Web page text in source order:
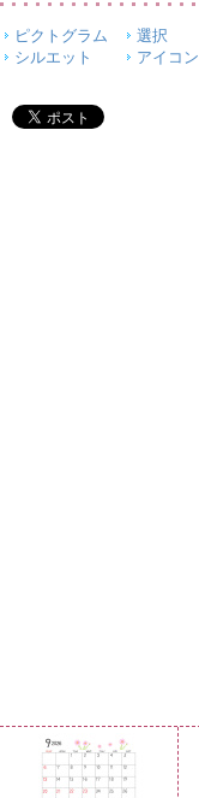
ピクトグラム 選択
シルエット
アイコン